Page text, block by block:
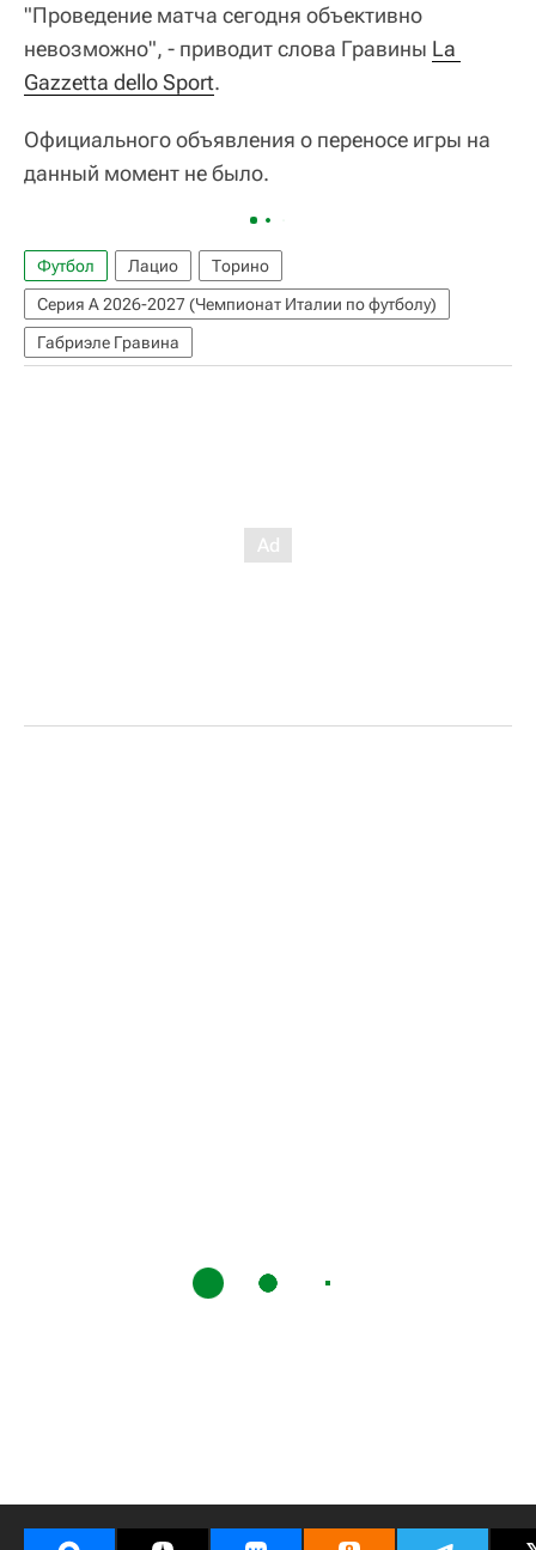
"Проведение матча сегодня объективно
невозможно", - приводит слова Гравины La
Gazzetta dello Sport.
Официального объявления о переносе игры на
данный момент не было.
Футбол Лацио
Торино
Серия А 2026-2027 (Чемпионат Италии по футболу)
Габриэле Гравина